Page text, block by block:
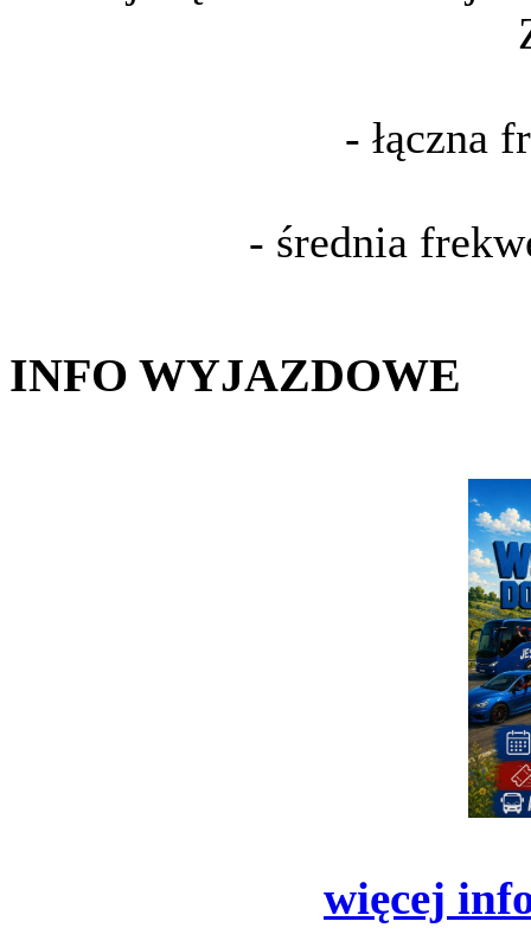
- łączna
- średnia
INFO WYJAZDOWE
więcej